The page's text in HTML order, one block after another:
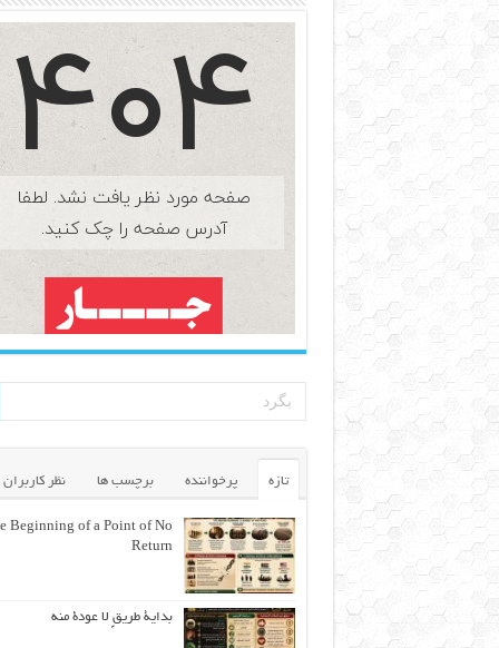
تازه پرخواننده برچسب ها نظر کاربران
Beginning of a Point of No
Return
بداية طريقٍ لا عودة منه